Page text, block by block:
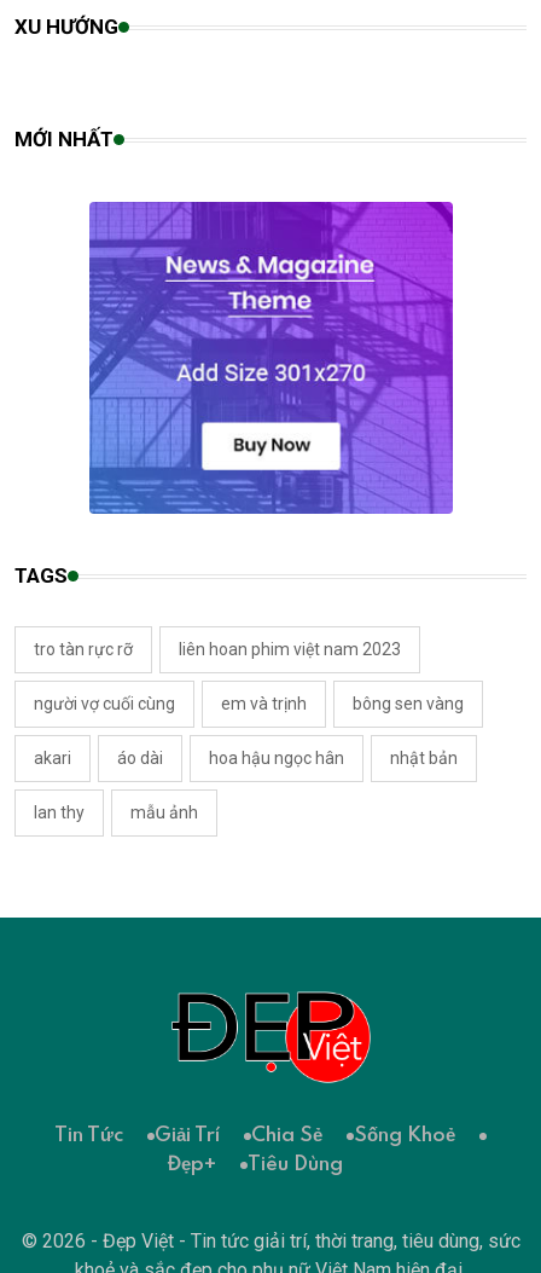
XU HƯỚNG
MỚI NHẤT
TAGS
tro tàn rực rỡ liên hoan phim việt nam 2023
người vợ cuối cùng em và trịnh bông sen vàng
akari áo dài hoa hậu ngọc hân nhật bản
lan thy mẫu ảnh
Tin Tức Giải Trí Chia Sẻ
Sống Khoẻ
Đẹp+
Tiêu Dùng
© 2026 - Đẹp Việt - Tin tức giải trí, thời trang, tiêu dùng, sức